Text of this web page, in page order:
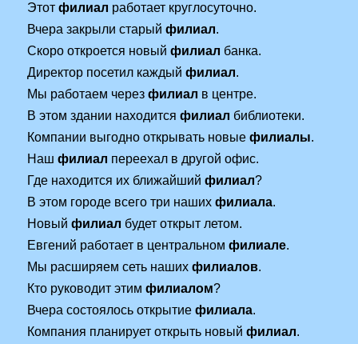
Этотфилиал работает круглосуточно.
Вчера закрыли старыйфилиал.
Скоро откроется новыйфилиал банка.
Директор посетил каждыйфилиал.
Мы работаем черезфилиал в центре.
В этом здании находитсяфилиал библиотеки.
Компании выгодно открывать новыефилиалы.
Нашфилиал переехал в другой офис.
Где находится их ближайшийфилиал?
В этом городе всего три нашихфилиала.
Новыйфилиал будет открыт летом.
Евгений работает в центральномфилиале.
Мы расширяем сеть нашихфилиалов.
Кто руководит этимфилиалом?
Вчера состоялось открытиефилиала.
Компания планирует открыть новыйфилиал.